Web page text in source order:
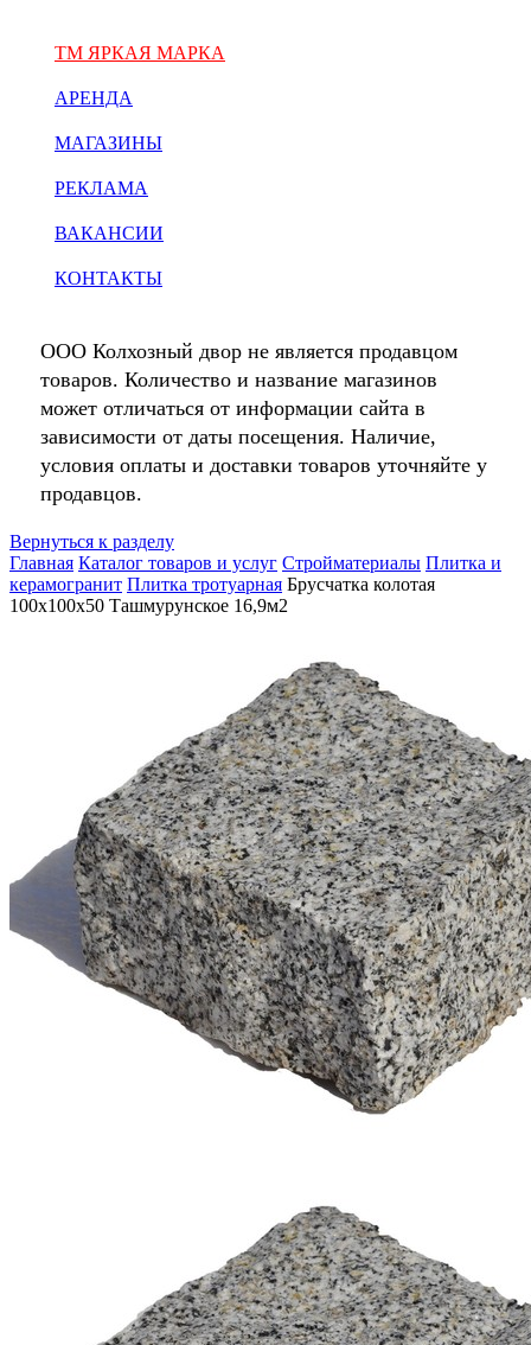
ТМ ЯРКАЯ МАРКА
АРЕНДА
МАГАЗИНЫ
РЕКЛАМА
ВАКАНСИИ
КОНТАКТЫ
ООО Колхозный двор не является продавцом
товаров. Количество и название магазинов
может отличаться от информации сайта в
зависимости от даты посещения. Наличие,
условия оплаты и доставки товаров уточняйте у
продавцов.
Вернуться к разделу
Главная Каталог товаров и услуг Стройматериалы Плитка и
керамогранит Плитка тротуарная Брусчатка колотая
100х100х50 Ташмурунское 16,9м2